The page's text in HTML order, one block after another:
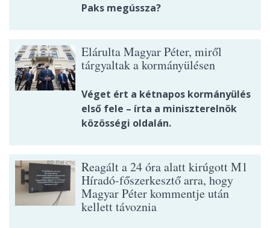
Paks megússza?
Elárulta Magyar Péter, miről
tárgyaltak a kormányülésen
Véget ért a kétnapos kormányülés
első fele – írta a miniszterelnök
közösségi oldalán.
Reagált a 24 óra alatt kirúgott M1
Híradó-főszerkesztő arra, hogy
Magyar Péter kommentje után
kellett távoznia